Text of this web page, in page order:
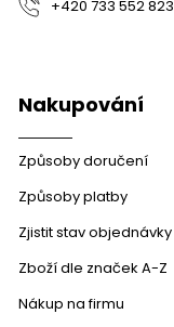
+420 733 552 823
Nakupování
Způsoby doručení
Způsoby platby
Zjistit stav objednávky
Zboží dle značek A-Z
Nákup na firmu